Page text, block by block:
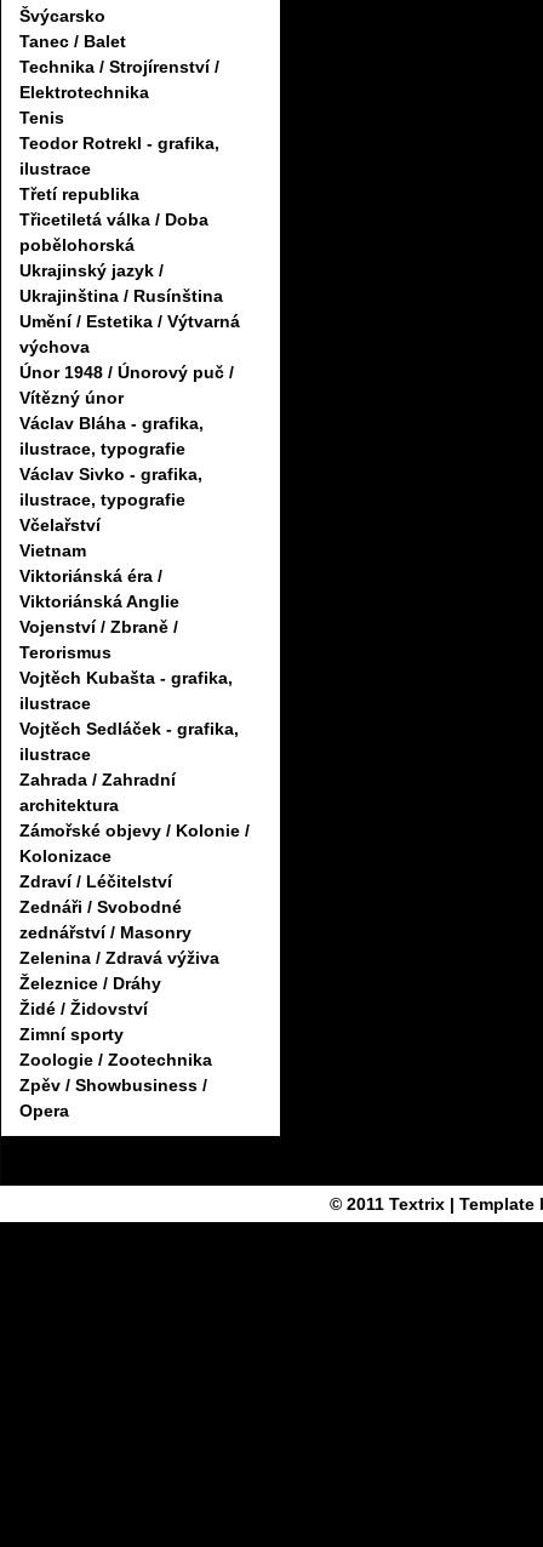
Švýcarsko
Tanec / Balet
Technika / Strojírenství /
Elektrotechnika
Tenis
Teodor Rotrekl - grafika,
ilustrace
Třetí republika
Třicetiletá válka / Doba
pobělohorská
Ukrajinský jazyk /
Ukrajinština / Rusínština
Umění / Estetika / Výtvarná
výchova
Únor 1948 / Únorový puč /
Vítězný únor
Václav Bláha - grafika,
ilustrace, typografie
Václav Sivko - grafika,
ilustrace, typografie
Včelařství
Vietnam
Viktoriánská éra /
Viktoriánská Anglie
Vojenství / Zbraně /
Terorismus
Vojtěch Kubašta - grafika,
ilustrace
Vojtěch Sedláček - grafika,
ilustrace
Zahrada / Zahradní
architektura
Zámořské objevy / Kolonie /
Kolonizace
Zdraví / Léčitelství
Zednáři / Svobodné
zednářství / Masonry
Zelenina / Zdravá výživa
Železnice / Dráhy
Židé / Židovství
Zimní sporty
Zoologie / Zootechnika
Zpěv / Showbusiness /
Opera
© 2011 Textrix| Template